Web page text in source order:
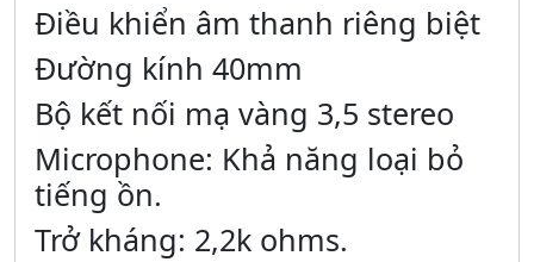
Điều khiển âm thanh riêng biệt
Đường kính 40mm
Bộ kết nối mạ vàng 3,5 stereo
Microphone: Khả năng loại bỏ
tiếng ồn.
Trở kháng: 2,2k ohms.